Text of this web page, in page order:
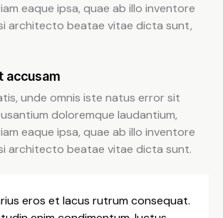
eaque ipsa, quae ab illo inventore
architecto beatae vitae dicta sunt,
accusam
unde omnis iste natus error sit
doloremque laudantium,
eaque ipsa, quae ab illo inventore
architecto beatae vitae dicta sunt.
eros et lacus rutrum consequat.